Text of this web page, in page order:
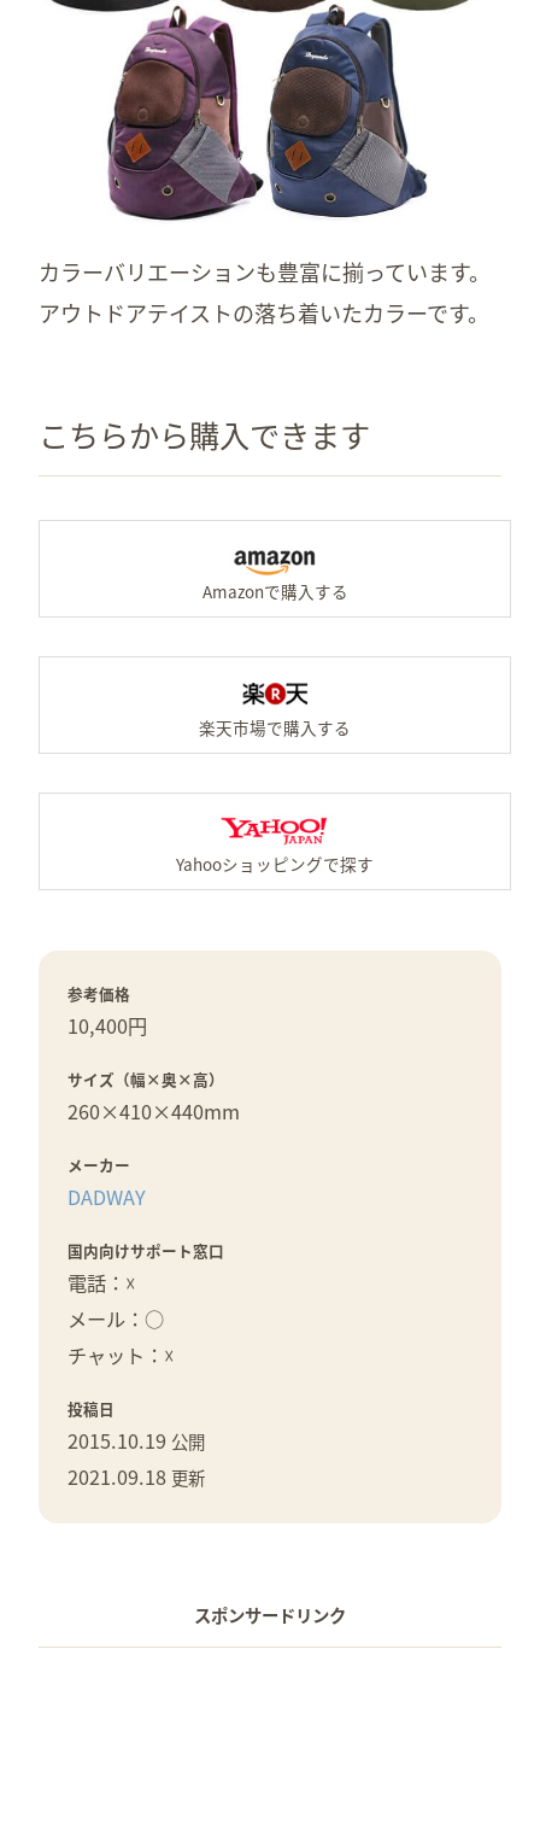
カラーバリエーションも豊富に揃っています。
アウトドアテイストの落ち着いたカラーです。
こちらから購入できます
参考価格
10,400円
サイズ（幅×奥×高）
260×410×440mm
メーカー
DADWAY
国内向けサポート窓口
電話：☓
メール：○
チャット：☓
投稿日
2015.10.19 公開
2021.09.18 更新
スポンサードリンク